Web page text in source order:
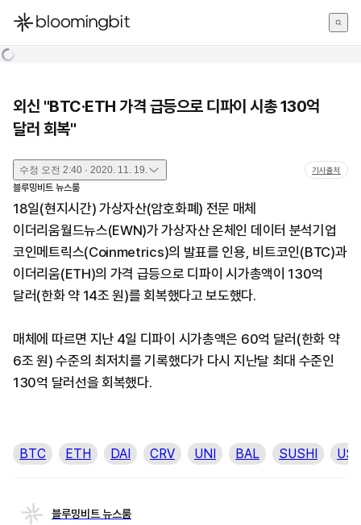
한국어
외신 "BTC·ETH 가격 급등으로 디파이 시총 130억
달러 회복"
수정 오전 2:40 · 2020. 11. 19. 기사출처
블루밍비트 뉴스룸
18일(현지시간) 가상자산(암호화폐) 전문 매체
이더리움월드뉴스(EWN)가 가상자산 온체인 데이터 분석기업
코인메트릭스(Coinmetrics)의 발표를 인용, 비트코인(BTC)과
이더리움(ETH)의 가격 급등으로 디파이 시가총액이 130억
달러(한화 약 14조 원)를 회복했다고 보도했다.
매체에 따르면 지난 4일 디파이 시가총액은 60억 달러(한화 약
6조 원) 수준의 최저치를 기록했다가 다시 지난달 최대 수준인
130억 달러선을 회복했다.
BTC ETH DAI CRV UNI BAL SUSHI
블루밍비트 뉴스룸